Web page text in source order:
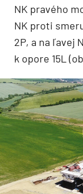
NK pravého
NK proti
2P, a na ľavej
k opore 15L